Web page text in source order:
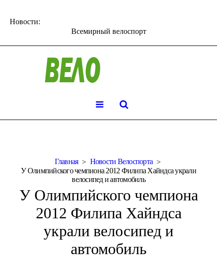
Новости:
Всемирный велоспорт
Главная
Новости Велоспорта
У Олимпийского чемпиона 2012 Филипа Хайндса украли
велосипед и автомобиль
У Олимпийского чемпиона
2012 Филипа Хайндса
украли велосипед и
автомобиль